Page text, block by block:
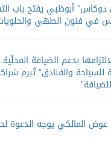
دوكاس” أبوظبي يفتح باب
في فنون الطهي
بدعم الضيافة
للسياحة والفنادق” تُبرم
عوض المالكي يوجه الدعوة